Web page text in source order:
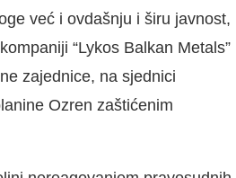
već i ovdašnju i širu javnost,
“Lykos Balkan Metals”
zajednice, na sjednici
Ozren zaštićenim